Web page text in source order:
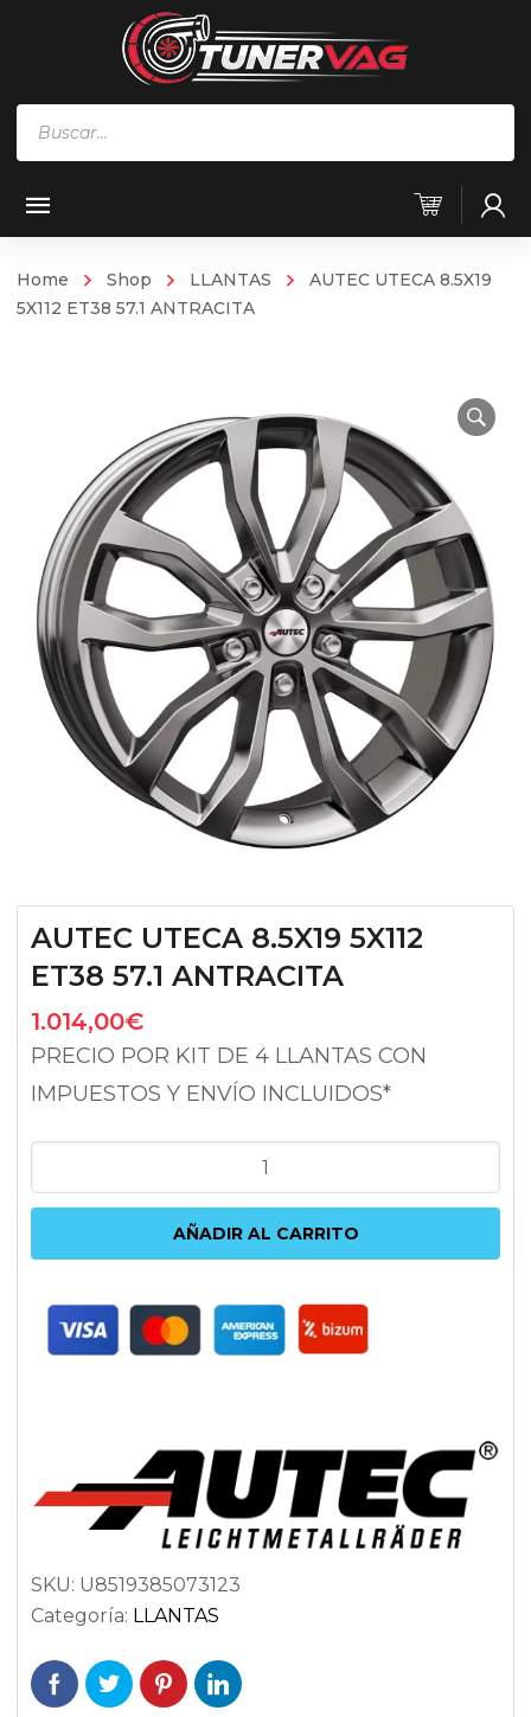
Home Shop LLANTAS
AUTEC UTECA 8.5X19
5X112 ET38 57.1 ANTRACITA
AUTEC UTECA 8.5X19 5X112
ET38 57.1 ANTRACITA
1.014,00€
PRECIO POR KIT DE 4 LLANTAS CON
IMPUESTOS Y ENVÍO INCLUIDOS*
UTECA
5X112
57.1
ANTRACITA
AÑADIR AL CARRITO
SKU: U8519385073123
Categoría: LLANTAS